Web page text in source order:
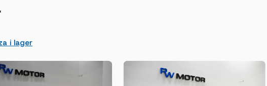
i lager